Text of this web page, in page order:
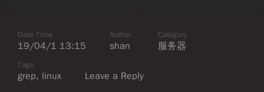
Date Time
19/04/1 13:15
Author
shan
Category
服务器
Tags
grep, linux Leave a Reply